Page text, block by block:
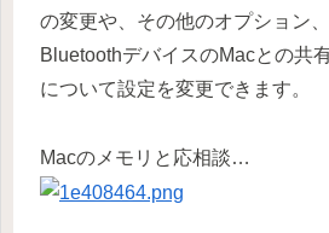
の変更や、その他のオプション、
BluetoothデバイスのMacとの共
について設定を変更できます。
Macのメモリと応相談…